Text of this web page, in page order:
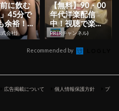
に飲む
45分で
余裕！9
まで絶
式会社)
【無料】90・00
年代洋楽配信
中！視聴で楽天
ポイント貯まる
PR(Rチャンネル)
Recommended by
広告掲載について 個人情報保護方針
プ